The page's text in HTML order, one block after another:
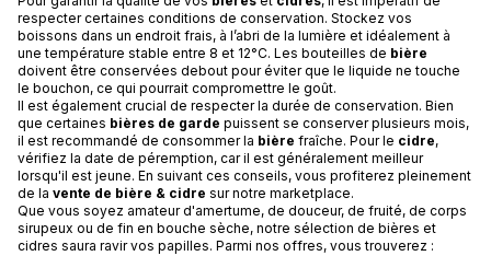
respecter certaines conditions de conservation. Stockez vos
boissons dans un endroit frais, à l’abri de la lumière et idéalement à
une température stable entre 8 et 12°C. Les bouteilles de bière
doivent être conservées debout pour éviter que le liquide ne touche
le bouchon, ce qui pourrait compromettre le goût.
Il est également crucial de respecter la durée de conservation. Bien
que certaines bières de garde puissent se conserver plusieurs mois,
il est recommandé de consommer la bière fraîche. Pour le cidre,
vérifiez la date de péremption, car il est généralement meilleur
lorsqu'il est jeune. En suivant ces conseils, vous profiterez pleinement
de la vente de bière & cidre sur notre marketplace.
Que vous soyez amateur d'amertume, de douceur, de fruité, de corps
sirupeux ou de fin en bouche sèche, notre sélection de bières et
cidres saura ravir vos papilles. Parmi nos offres, vous trouverez :